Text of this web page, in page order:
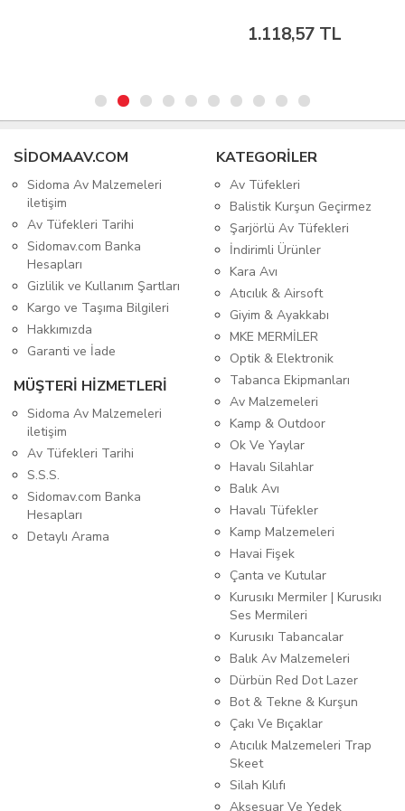
1.118,57 TL
SIDOMAAV.COM
Sidoma Av Malzemeleri
iletişim
Av Tüfekleri Tarihi
Sidomav.com Banka
Hesapları
Gizlilik ve Kullanım Şartları
Kargo ve Taşıma Bilgileri
Hakkımızda
Garanti ve İade
MÜŞTERİ HİZMETLERİ
Sidoma Av Malzemeleri
iletişim
Av Tüfekleri Tarihi
S.S.S.
Sidomav.com Banka
Hesapları
Detaylı Arama
KATEGORİLER
Av Tüfekleri
Balistik Kurşun Geçirmez
Şarjörlü Av Tüfekleri
İndirimli Ürünler
Kara Avı
Atıcılık & Airsoft
Giyim & Ayakkabı
MKE MERMİLER
Optik & Elektronik
Tabanca Ekipmanları
Av Malzemeleri
Kamp & Outdoor
Ok Ve Yaylar
Havalı Silahlar
Balık Avı
Havalı Tüfekler
Kamp Malzemeleri
Havai Fişek
Çanta ve Kutular
Kurusıkı Mermiler | Kurusıkı
Ses Mermileri
Kurusıkı Tabancalar
Balık Av Malzemeleri
Dürbün Red Dot Lazer
Bot & Tekne & Kurşun
Çakı Ve Bıçaklar
Atıcılık Malzemeleri Trap
Skeet
Silah Kılıfı
Aksesuar Ve Yedek